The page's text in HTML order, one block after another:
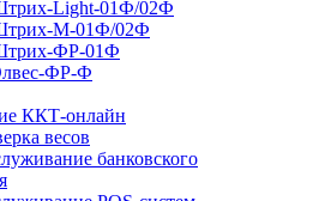
Light-01Ф/02Ф
М-01Ф/02Ф
ФР-01Ф
ФР-Ф
ККТ-онлайн
весов
банковского